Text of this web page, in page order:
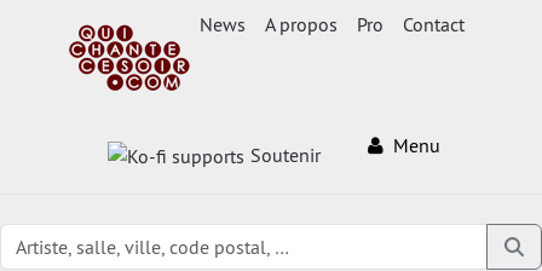
News A propos Pro Contact
Soutenir Menu